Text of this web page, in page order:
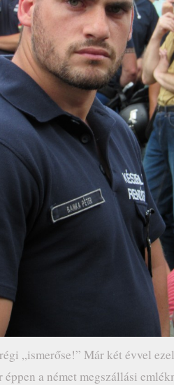
„ismerőse!” Már két évvel
a német megszállási